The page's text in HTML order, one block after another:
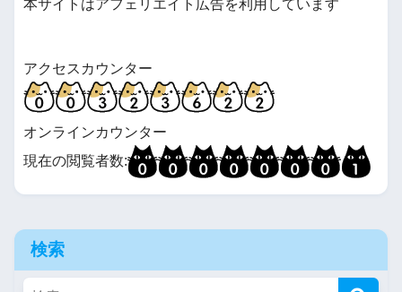
本サイトはアフェリエイト広告を利用しています
アクセスカウンター
オンラインカウンター
現在の閲覧者数:
検索